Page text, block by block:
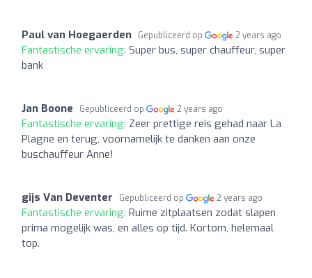
Paul van Hoegaerden Gepubliceerd op 2 years ago
Fantastische ervaring: Super bus, super chauffeur, super
bank
Jan Boone Gepubliceerd op 2 years ago
Fantastische ervaring: Zeer prettige reis gehad naar La
Plagne en terug, voornamelijk te danken aan onze
buschauffeur Anne!
gijs Van Deventer Gepubliceerd op 2 years ago
Fantastische ervaring: Ruime zitplaatsen zodat slapen
prima mogelijk was, en alles op tijd. Kortom, helemaal
top.